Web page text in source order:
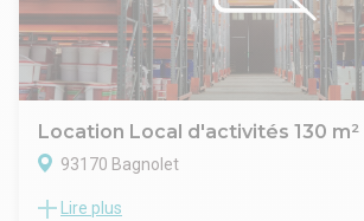
Location Local d'activités 130 m²
93170 Bagnolet
EOL vous propose à la location des locaux à
Lire plus